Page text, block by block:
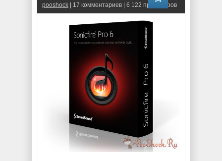
pooshock | 17 комментариев | 6 122 просмотров